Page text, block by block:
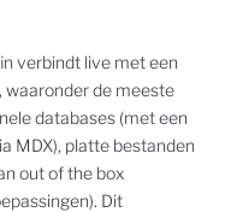
verbindt live met een
waaronder de meeste
databases (met een
MDX), platte bestanden
out of the box
Dit